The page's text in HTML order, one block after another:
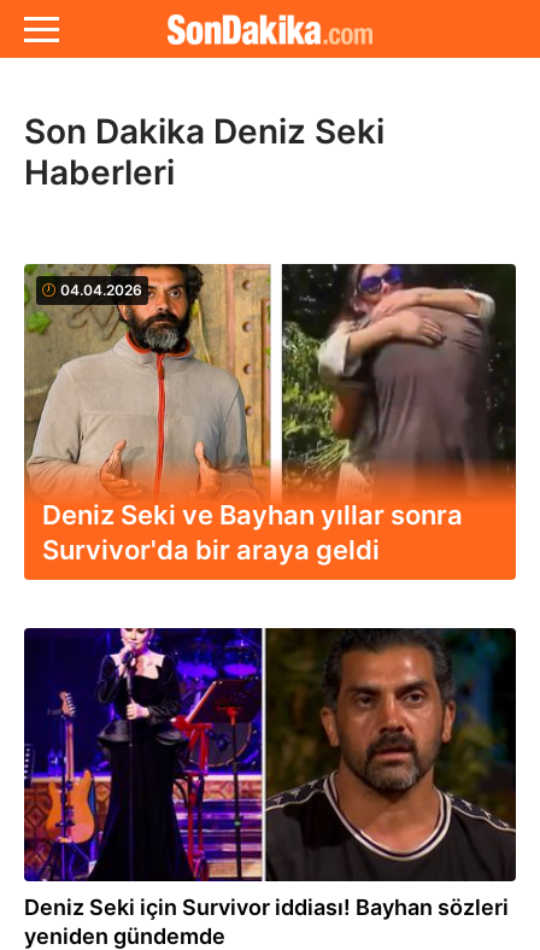
Son Dakika Deniz Seki
Haberleri
04.04.2026
Deniz Seki ve Bayhan yıllar sonra
Survivor'da bir araya geldi
01.04.2026
Deniz Seki için Survivor iddiası! Bayhan sözleri
yeniden gündemde